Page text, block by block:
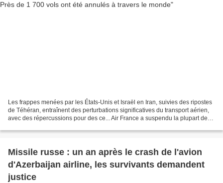
Les frappes menées par les États-Unis et Israël en Iran, suivies des ripostes
de Téhéran, entraînent des perturbations significatives du transport aérien,
avec des répercussions pour des ce... Air France a suspendu la plupart de
Missile russe : un an après le crash de l'avion
d'Azerbaijan airline, les survivants demandent
justice